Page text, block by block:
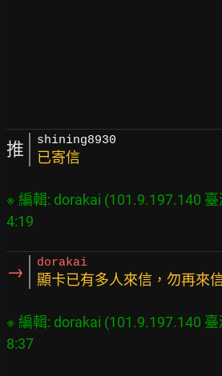
推 shining8930
已寄信
※ 編輯: dorakai (101.9.197.140
→ dorakai
顯卡已有多人來信，勿再來
※ 編輯: dorakai (101.9.197.140